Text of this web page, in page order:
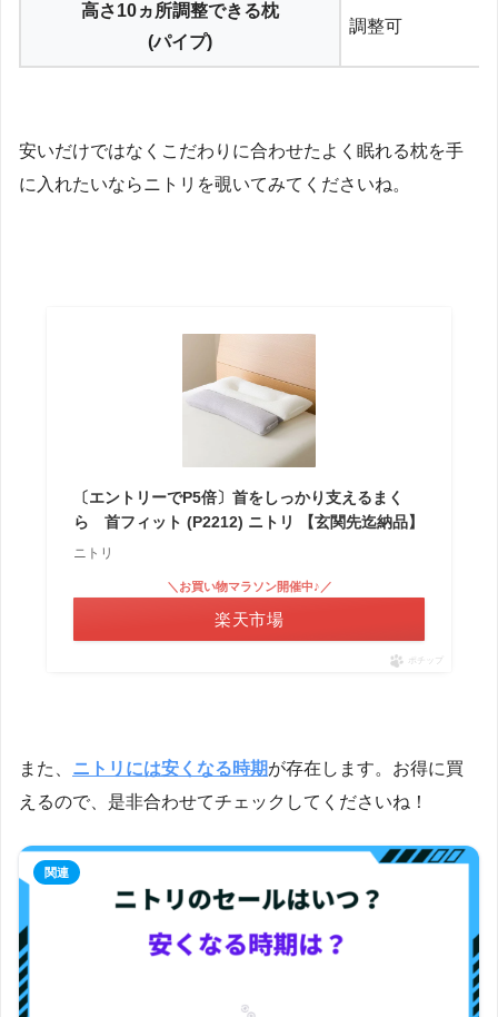
高さ10ヵ所調整できる枕
(パイプ)
調整可
安いだけではなくこだわりに合わせたよく眠れる枕を手
に入れたいならニトリを覗いてみてくださいね。
〔エントリーでP5倍〕首をしっかり支えるまく
ら 首フィット (P2212) ニトリ 【玄関先迄納品】
ニトリ
＼お買い物マラソン開催中♪／
楽天市場
ポチップ
また、 ニトリには安くなる時期が存在します。お得に買
えるので、是非合わせてチェックしてくださいね！